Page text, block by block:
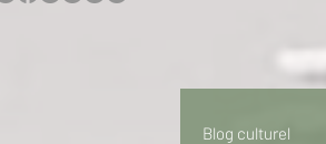
Blog culturel